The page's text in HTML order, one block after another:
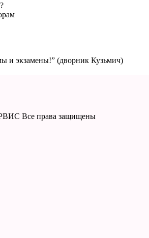
и экзамены!” (дворник Кузьмич)
Все права защищены